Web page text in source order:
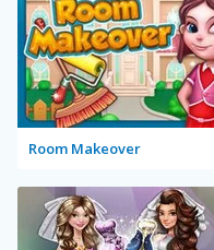
Room Makeover